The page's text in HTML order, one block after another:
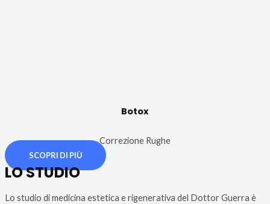
Botox
Correzione Rughe
SCOPRI DI PIÙ
LO STUDIO
Lo studio di medicina estetica e rigenerativa del Dottor Guerra è